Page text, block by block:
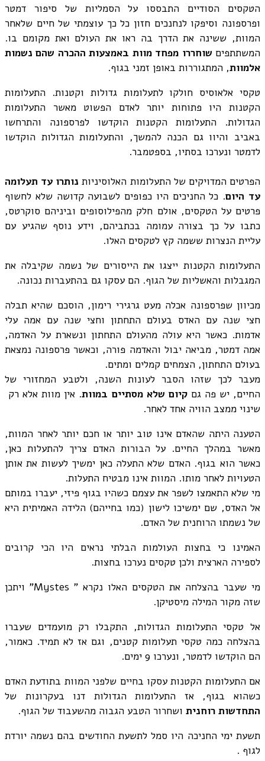
הטקסים הסודיים התבססו על הסמליות של סיפור דמטר
ופרספונה וסיפקו לנחנכים חזון כל כך עוצמתי של חיים שלאחר
המוות, ששינה את הדרך בה ראו את העולם ואת מקומם בו.
המשתתפים שוחררו מפחד מוות באמצעות ההכרה שהם נשמות
אלמוות, המתגוררות באופן זמני בגוף.
טקסי אלאוסיס חולקו לתעלומות גדולות וקטנות. התעלומות
הקטנות היו פתוחות יותר לאדם הפשוט מאשר התעלומות
הגדולות. התעלומות הקטנות הוקדשו לפרספונה והתרחשו
באביב והיוו גם הכנה להמשך, והתעלומות הגדולות הוקדשו
לדמטר ונערכו בסתיו, בספטמבר.
הפרטים המדויקים של התעלומות האלוסיניות נותרו עד תעלומה
עד היום. כל החניכים היו כפופים לשבועה קדושה שלא לחשוף
פרטים על הטקסים, אולם חלק מהפילוסופים וביניהם סוקרטס,
כתבו על כך בצורה עמומה בכתביהם, וידע נוסף שהגיע עם
עליית הנצרות ששמה קץ לטקסים האלו.
התעלומות הקטנות ייצגו את הייסורים של נשמה שקיבלה את
המגבלות והאשליות של הגוף. הם עסקו גם בהתעברות נכונה.
מכיוון שפרספונה אכלה מעט גרגירי רימון, הוסכם שהיא תבלה
חצי שנה עם האדס בעולם התחתון וחצי שנה עם אמה עלי
אדמות. כאשר היא עולה מהעולם התחתון ונשארת על האדמה,
אמה דמטר, מביאה יבול והאדמה פורה, וכאשר פרספונה נמצאת
בעולם התחתון, הצמחים קמלים ומתים.
מעבר לכך שזהו הסבר לעונות השנה, ולטבע המחזורי של
החיים, יש פה גם קיום שלא מסתיים במוות. אין מוות אלא רק ​​
שינוי ממצב הוויה אחד לאחר.
הטענה היתה שהאדם אינו טוב יותר או חכם יותר לאחר המוות,
מאשר במהלך החיים. על הבורות האדם צריך להתעלות כאן,
כאשר הוא בגוף. האדם שלא התעלה כאן ימשיך לעשות את אותן
הטעויות לאחר מותו. המוות אינו מבטיח התעלות.
מי שלא התאמצו לשפר את עצמם כשהיו בגוף פיזי, יעברו במותם
אל האדס, שם ימשיכו לישון (כמו בחייהם) הלידה האמיתית היא
של נשמתו הרוחנית של האדם.
האמינו כי בחצות העולמות הבלתי נראים היו הכי קרובים
לספירה הארצית ולכן טקסים נערכו בחצות.
מי שעבר בהצלחה את הטקסים האלו נקרא " Mystes" ויתכן
שזה מקור המילה מיסטיקן.
אל טקסי התעלומות הגדולות, התקבלו רק מועמדים שעברו
בהצלחה כמה טקסי תעלומות קטנים, וגם אז לא תמיד. כאמור,
הם הוקדשו לדמטר, ונערכו 9 ימים.
אם התעלומות הקטנות עסקו בחיים שלפני המוות בתודעת האדם
כשהוא בגוף, אז התעלומות הגדולות דנו בעקרונות של
התחדשות רוחנית ושחרור הטבע הגבוה מהשעבוד של הגוף.
תשעת ימי החניכה היו סמל לתשעת החודשים בהם נשמה יורדת
לגוף .